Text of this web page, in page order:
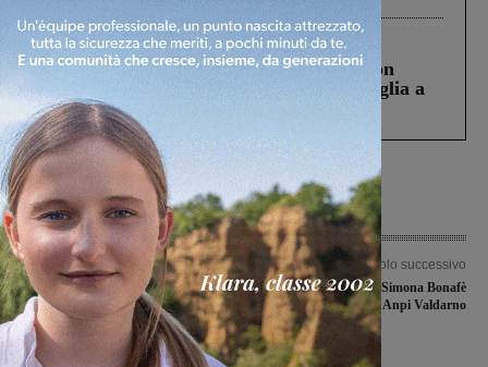
Cronaca 3 Agosto 2026
Scomparso da una struttura di Castiglion
Fiorentino l’uomo che aveva ucciso la figlia a
Levane nel 2020
Articolo precedente
Niente lezioni al Palazzetto: docenti
del Varchi in polemica per le
condizioni della struttura. Il sindaco:
“Interventi già effettuati, altri in
arrivo a breve”
Articolo successivo
L’europarlamentare Simona Bonafè
alla festa dell’Anpi Valdarno